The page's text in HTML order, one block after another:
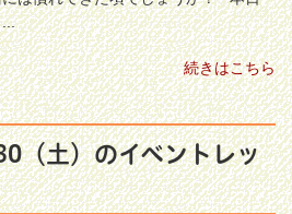
続きはこちら
（土）のイベントレッ